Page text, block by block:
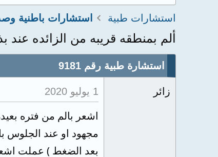
استشارات طبية استشارات باطنية
ألم بمنطقه قريبه من الزائده
استشارة طبية رقم 9181
زائر 1 يوليو 2020
اشعر بالم من فتره
مجهود او عند الجلوس